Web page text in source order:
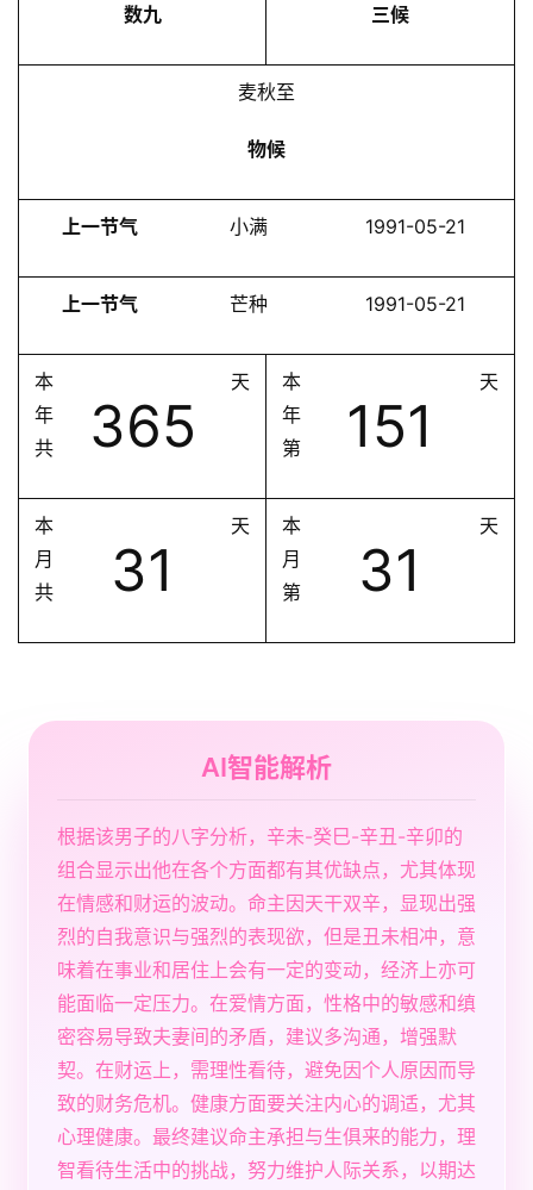
数九 三候
麦秋至
物候
上一节气 小满 1991-05-21
上一节气 芒种 1991-05-21
本
年
共
365
天
本
年
第
151
天
本
月
共
31
天
本
月
第
31
天
AI智能解析
根据该男子的八字分析，辛未-癸巳-辛丑-辛卯的
组合显示出他在各个方面都有其优缺点，尤其体现
在情感和财运的波动。命主因天干双辛，显现出强
烈的自我意识与强烈的表现欲，但是丑未相冲，意
味着在事业和居住上会有一定的变动，经济上亦可
能面临一定压力。在爱情方面，性格中的敏感和缜
密容易导致夫妻间的矛盾，建议多沟通，增强默
契。在财运上，需理性看待，避免因个人原因而导
致的财务危机。健康方面要关注内心的调适，尤其
心理健康。最终建议命主承担与生俱来的能力，理
智看待生活中的挑战，努力维护人际关系，以期达